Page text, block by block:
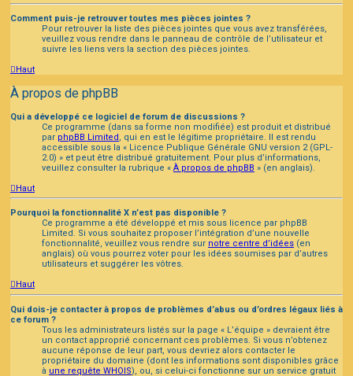
Comment puis-je retrouver toutes mes pièces jointes ?
Pour retrouver la liste des pièces jointes que vous avez transférées,
veuillez vous rendre dans le panneau de contrôle de l’utilisateur et
suivre les liens vers la section des pièces jointes.
Haut
À propos de phpBB
Qui a développé ce logiciel de forum de discussions ?
Ce programme (dans sa forme non modifiée) est produit et distribué
par phpBB Limited , qui en est le légitime propriétaire. Il est rendu
accessible sous la « Licence Publique Générale GNU version 2 (GPL-
2.0) » et peut être distribué gratuitement. Pour plus d’informations,
veuillez consulter la rubrique « À propos de phpBB » (en anglais).
Haut
Pourquoi la fonctionnalité X n’est pas disponible ?
Ce programme a été développé et mis sous licence par phpBB
Limited. Si vous souhaitez proposer l’intégration d’une nouvelle
fonctionnalité, veuillez vous rendre sur notre centre d’idées (en
anglais) où vous pourrez voter pour les idées soumises par d’autres
utilisateurs et suggérer les vôtres.
Haut
Qui dois-je contacter à propos de problèmes d’abus ou d’ordres légaux liés à
ce forum ?
Tous les administrateurs listés sur la page « L’équipe » devraient être
un contact approprié concernant ces problèmes. Si vous n’obtenez
aucune réponse de leur part, vous devriez alors contacter le
propriétaire du domaine (dont les informations sont disponibles grâce
à une requête WHOIS), ou, si celui-ci fonctionne sur un service gratuit